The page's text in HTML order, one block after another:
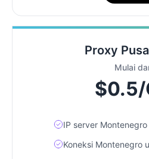
Proxy
Mulai
$0.5/
IP server
Koneksi Montenegro